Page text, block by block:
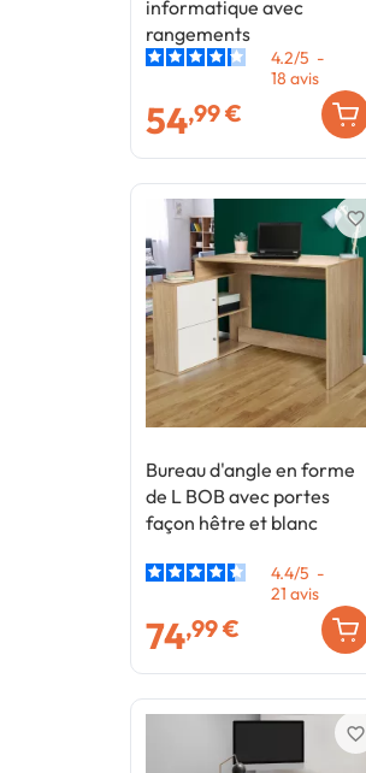
informatique avec
rangements
4.2/5 -
18 avis
54,99 €
Bureau d'angle en forme
de L BOB avec portes
façon hêtre et blanc
4.4/5 -
21 avis
74,99 €
favorite_border
favorite_border